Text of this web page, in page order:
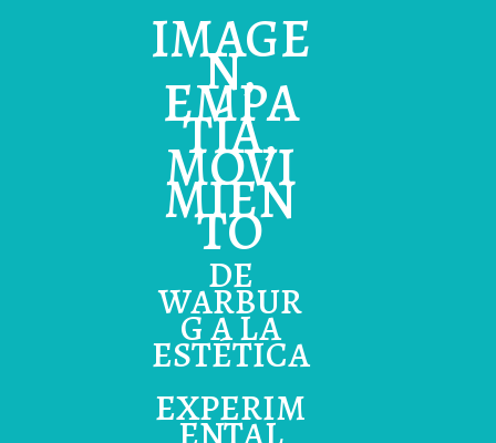
IMAGE
N,
EMPA
TÍA,
MOVI
MIEN
TO
DE
WARBUR
G A LA
ESTÉTICA
EXPERIM